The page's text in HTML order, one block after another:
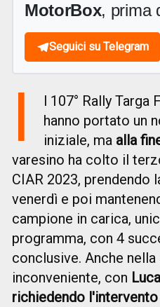
MotorBox, prima
Seguici su Telegram
I
l 107° Rally
hanno portato un
iniziale, ma alla
varesino ha colto il
CIAR 2023, prendendo
venerdì e poi
campione in carica,
programma, con 4
conclusive. Anche
inconveniente, con
richiedendo